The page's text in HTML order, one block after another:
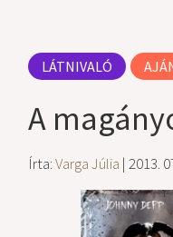
LÁTNIVALÓ
A
Írta:Varga Júlia | 2013.